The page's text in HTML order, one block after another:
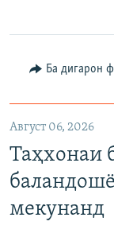
Ба дигарон
Август 06, 2026
Таҳхонаи
мекунанд